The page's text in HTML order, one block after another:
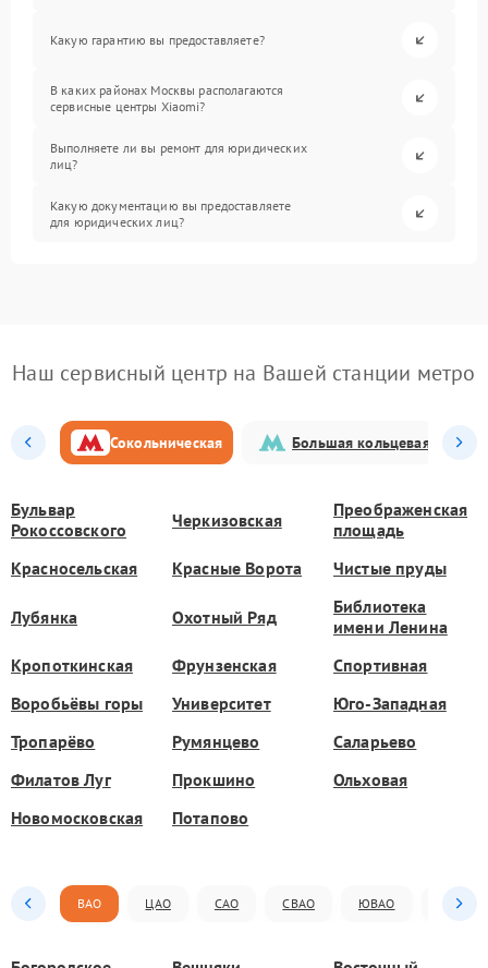
Какую гарантию вы предоставляете?
В каких районах Москвы располагаются
сервисные центры Xiaomi?
Выполняете ли вы ремонт для юридических
лиц?
Какую документацию вы предоставляете
для юридических лиц?
Наш сервисный центр на Вашей станции метро
Сокольническая Большая кольцевая
Бульвар
Рокоссовского
Черкизовская
Преображенская
площадь
Красносельская
Красные Ворота Чистые пруды
Лубянка Охотный Ряд
Библиотека
имени Ленина
Кропоткинская
Фрунзенская
Спортивная
Воробьёвы горы
Университет
Юго-Западная
Тропарёво
Румянцево
Саларьево
Филатов Луг
Прокшино
Ольховая
Новомосковская
Потапово
ВАО ЦАО САО СВАО ЮВАО ЮАО